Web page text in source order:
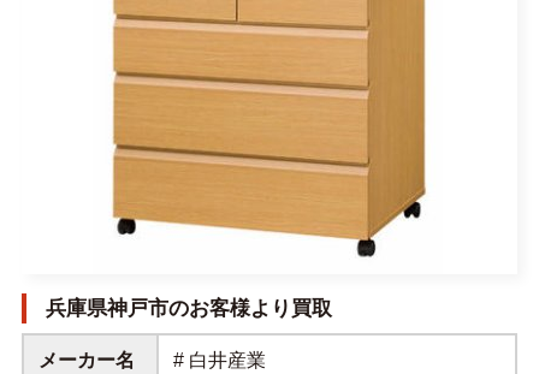
兵庫県神戸市のお客様より買取
メーカー名 # 白井産業